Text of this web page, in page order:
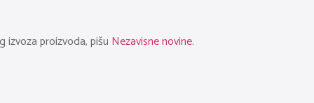
proizvoda, pišu Nezavisne novine.